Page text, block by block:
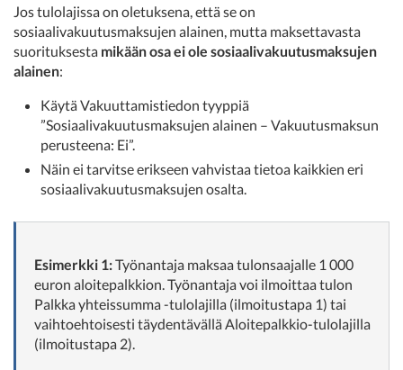
Jos tulolajissa on oletuksena, että se on
sosiaalivakuutusmaksujen alainen, mutta maksettavasta
suorituksesta mikään osa ei ole sosiaalivakuutusmaksujen
alainen:
Käytä Vakuuttamistiedon tyyppiä
”Sosiaalivakuutusmaksujen alainen – Vakuutusmaksun
perusteena: Ei”.
Näin ei tarvitse erikseen vahvistaa tietoa kaikkien eri
sosiaalivakuutusmaksujen osalta.
Esimerkki 1:Työnantaja maksaa tulonsaajalle 1 000
euron aloitepalkkion. Työnantaja voi ilmoittaa tulon
Palkka yhteissumma -tulolajilla (ilmoitustapa 1) tai
vaihtoehtoisesti täydentävällä Aloitepalkkio-tulolajilla
(ilmoitustapa 2).